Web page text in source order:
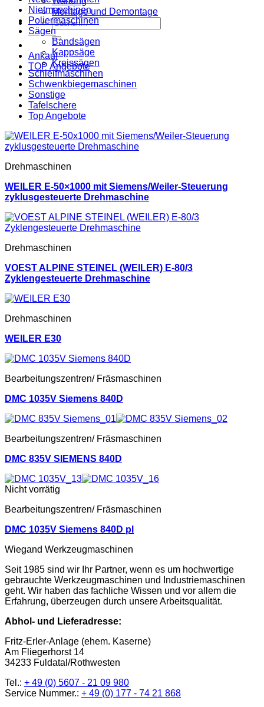
Montage und Demontage
Suche
nach:
Ankauf
TOP Angebote
Nietmaschinen
Poliermaschinen
Sägen
Bandsägen
Kappsäge
Kreissägen
Schleifmaschinen
Schwenkbiegemaschinen
Sonstige
Tafelschere
Top Angebote
Drehmaschinen
WEILER E-50×1000 mit Siemens/Weiler-Steuerung
zyklusgesteuerte Drehmaschine
Drehmaschinen
VOEST ALPINE STEINEL (WEILER) E-80/3
Zyklengesteuerte Drehmaschine
Drehmaschinen
WEILER E30
Bearbeitungszentren/ Fräsmaschinen
DMC 1035V Siemens 840D
Bearbeitungszentren/ Fräsmaschinen
DMC 835V SIEMENS 840D
Nicht vorrätig
Bearbeitungszentren/ Fräsmaschinen
DMC 1035V Siemens 840D pl
Wiegand Werkzeugmaschinen
Seit 1985 sind wir Ihr Partner, wenn es um hochwertige
gebrauchte Werkzeugmaschinen und Industriemaschinen
geht. Wir haben das fachliche Wissen und vor allem die
Erfahrung, überzeugen durch unsere Arbeitsqualität.
Abhol- und Lieferadresse:
Fritz-Erler-Anlage (ehem. Kaserne)
Am Fliegerhorst 14
34233 Fuldatal/Rothwesten
Tel.: + 49 (0) 5607 - 21 09 980
Service Nummer.: + 49 (0) 177 - 74 21 868